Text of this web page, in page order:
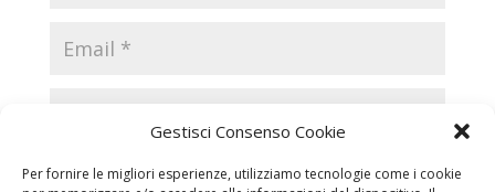
Gestisci Consenso Cookie
Per fornire le migliori esperienze, utilizziamo tecnologie come i cookie